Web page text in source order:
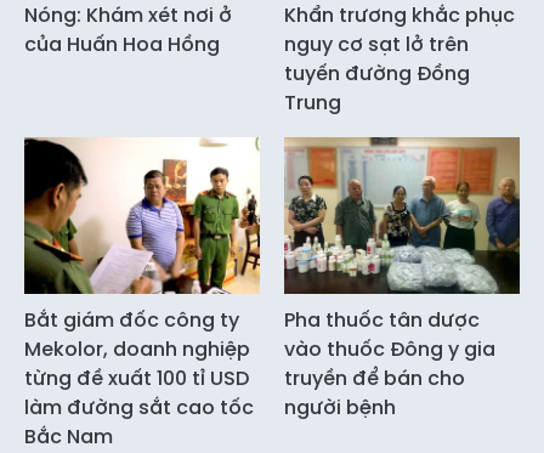
Nóng: Khám xét nơi ở
của Huấn Hoa Hồng
Khẩn trương khắc phục
nguy cơ sạt lở trên
tuyến đường Đồng
Trung
Bắt giám đốc công ty
Mekolor, doanh nghiệp
từng đề xuất 100 tỉ USD
làm đường sắt cao tốc
Bắc Nam
Pha thuốc tân dược
vào thuốc Đông y gia
truyền để bán cho
người bệnh